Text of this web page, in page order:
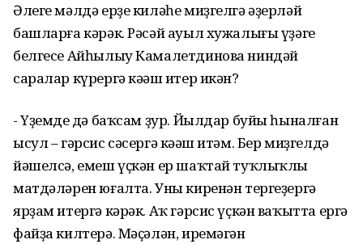
Әлеге мәлдә ерҙе киләһе миҙгелгә әҙерләй
башларға кәрәк. Рәсәй ауыл хужалығы үҙәге
белгесе Айһылыу Камалетдинова ниндәй
саралар күрергә кәңәш итер икән?
-Үҙемдең дә баҡсам ҙур. Йылдар буйы һыналған
ысул – гәрсис сәсергә кәңәш итәм. Бер миҙгелдә
йәшелсә, емеш үҫкән ер шаҡтай туҡлыҡлы
матдәләрен юғалта. Уны киренән тергеҙергә
ярҙам итергә кәрәк. Аҡ гәрсис үҫкән ваҡытта ергә
файҙа килтерә. Мәҫәлән, иремәгән